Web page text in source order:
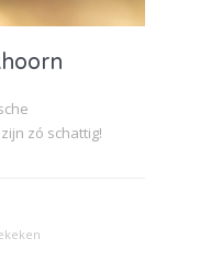
zó schattig!